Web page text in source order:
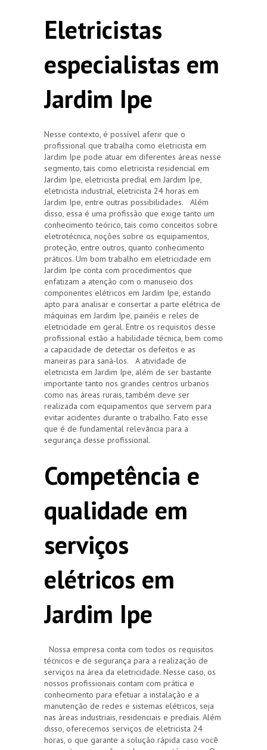
Eletricistas
especialistas em
Jardim Ipe
Nesse contexto, é possível aferir que o
profissional que trabalha como eletricista em
Jardim Ipe pode atuar em diferentes áreas nesse
segmento, tais como eletricista residencial em
Jardim Ipe, eletricista predial em Jardim Ipe,
eletricista industrial, eletricista 24 horas em
Jardim Ipe, entre outras possibilidades. Além
disso, essa é uma profissão que exige tanto um
conhecimento teórico, tais como conceitos sobre
eletrotécnica, noções sobre os equipamentos,
proteção, entre outros, quanto conhecimento
práticos. Um bom trabalho em eletricidade em
Jardim Ipe conta com procedimentos que
enfatizam a atenção com o manuseio dos
componentes elétricos em Jardim Ipe, estando
apto para analisar e consertar a parte elétrica de
máquinas em Jardim Ipe, painéis e reles de
eletricidade em geral. Entre os requisitos desse
profissional estão a habilidade técnica, bem como
a capacidade de detectar os defeitos e as
maneiras para saná-los. A atividade de
eletricista em Jardim Ipe, além de ser bastante
importante tanto nos grandes centros urbanos
como nas áreas rurais, também deve ser
realizada com equipamentos que servem para
evitar acidentes durante o trabalho. Fato esse
que é de fundamental relevância para a
segurança desse profissional.
Competência e
qualidade em
serviços
elétricos em
Jardim Ipe
Nossa empresa conta com todos os requisitos
técnicos e de segurança para a realização de
serviços na área da eletricidade. Nesse caso, os
nossos profissionais contam com prática e
conhecimento para efetuar a instalação e a
manutenção de redes e sistemas elétricos, seja
nas áreas industriais, residenciais e prediais. Além
disso, oferecemos serviços de eletricista 24
horas, o que garante a solução rápida caso você